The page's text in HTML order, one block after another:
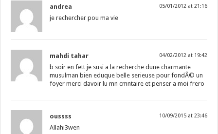
andrea 05/01/2012 at 21:16
je rechercher pou ma vie
mahdi tahar 04/02/2012 at 19:42
b soir en fett je susi a la recherche dune charmante
musulman bien eduque belle serieuse pour fondÃ© un
foyer merci davoir lu mn cmntaire et penser a moi frero
oussss 10/09/2015 at 23:46
Allahi3wen